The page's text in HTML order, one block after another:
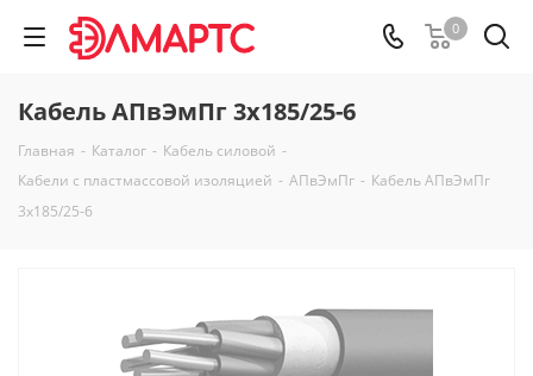
0
Кабель АПвЭмПг 3х185/25-6
Главная - Каталог - Кабель силовой -
Кабели с пластмассовой изоляцией - АПвЭмПг - Кабель АПвЭмПг
3х185/25-6